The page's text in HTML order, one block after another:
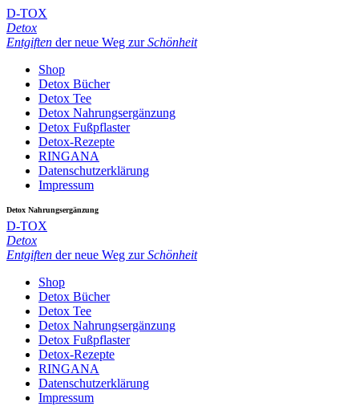
D-TOX
Detox
Entgiften der neue Weg zurSchönheit
Shop
Detox Bücher
Detox Tee
Detox Nahrungsergänzung
Detox Fußpflaster
Detox-Rezepte
RINGANA
Datenschutzerklärung
Impressum
Detox Nahrungsergänzung
D-TOX
Detox
Entgiften der neue Weg zurSchönheit
Shop
Detox Bücher
Detox Tee
Detox Nahrungsergänzung
Detox Fußpflaster
Detox-Rezepte
RINGANA
Datenschutzerklärung
Impressum